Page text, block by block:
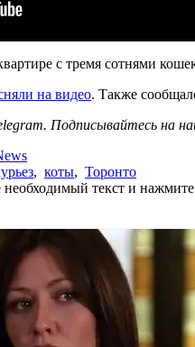
с тремя сотнями
на видео. Также
Подписывайтесь на
, коты, Торонто
текст и